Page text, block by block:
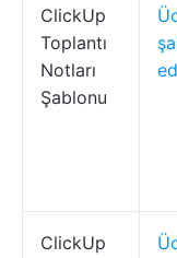
ClickUp
Toplantı
Notları
Şablonu
ClickUp